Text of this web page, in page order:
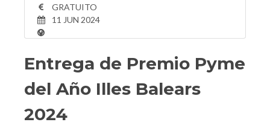
GRATUITO
11 JUN 2024
Entrega de Premio Pyme
del Año Illes Balears
2024